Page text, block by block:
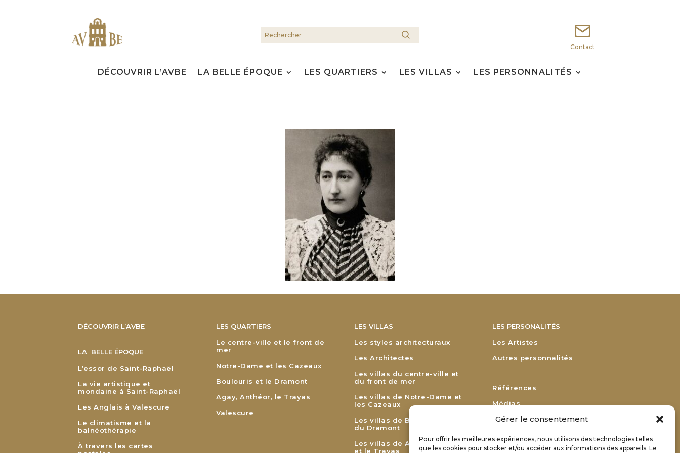
Gérer le consentement
Pour offrir les meilleures expériences, nous utilisons des technologies telles
que les cookies pour stocker et/ou accéder aux informations des appareils. Le
Contact
DÉCOUVRIR L’AVBE LA BELLE ÉPOQUE LES QUARTIERS LES VILLAS LES PERSONNALITÉS
DÉCOUVRIR L’AVBE
LA BELLE ÉPOQUE
L’essor de Saint-Raphaël
La vie artistique et
mondaine à Saint-Raphaël
Les Anglais à Valescure
Le climatisme et la
balnéothérapie
À travers les cartes
LES QUARTIERS
Le centre-ville et le front de
mer
Notre-Dame et les Cazeaux
Boulouris et le Dramont
Agay, Anthéor, le Trayas
Valescure
LES VILLAS
Les styles architecturaux
Les Architectes
Les villas du centre-ville et
du front de mer
Les villas de Notre-Dame et
les Cazeaux
Les villas de Boulouris et
du Dramont
Les villas de Agay, Anthéor
et le Trayas
LES PERSONALITÉS
Les Artistes
Autres personnalités
Références
Médias
Remerciements
Bulletin d’adhésion
Bulletin de renouvellement